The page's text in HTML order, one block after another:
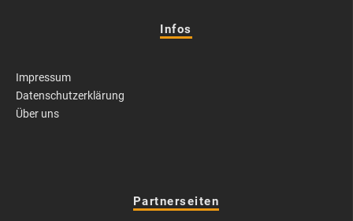
Infos
Impressum
Datenschutzerklärung
Über uns
Partnerseiten